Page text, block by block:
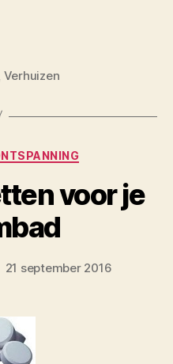
Verhuizen
voor je
21 september 2016